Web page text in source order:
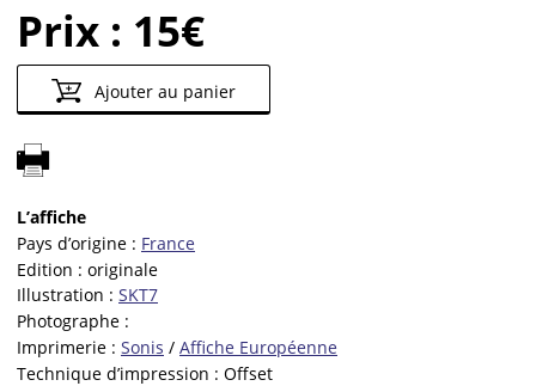
Prix : 15€
Ajouter au panier
L’affiche
Pays d’origine : France
Edition : originale
Illustration : SKT7
Photographe :
Imprimerie : Sonis / Affiche Européenne
Technique d’impression : Offset